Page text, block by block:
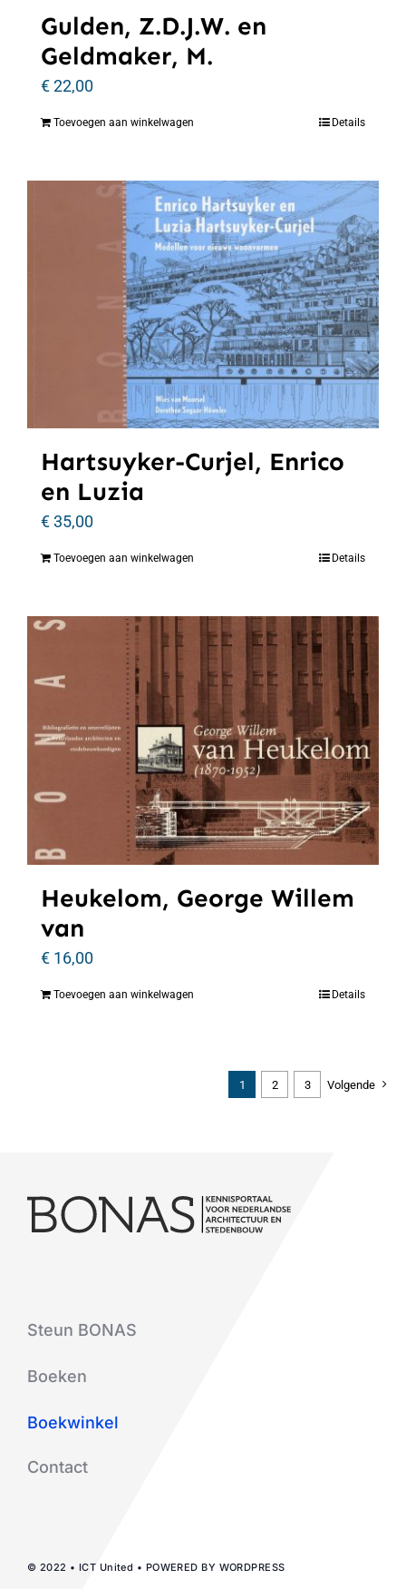
Gulden, Z.D.J.W. en
Geldmaker, M.
€22,00
Toevoegen aan winkelwagen Details
Hartsuyker-Curjel, Enrico
en Luzia
€35,00
Toevoegen aan winkelwagen Details
Heukelom, George Willem
van
€ 16,00
Toevoegen aan winkelwagen Details
1 2 3 Volgende
Steun BONAS
Boeken
Boekwinkel
Contact
© 2022 • ICT United • POWERED BY WORDPRESS